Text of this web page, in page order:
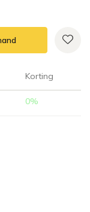
Korting
0%